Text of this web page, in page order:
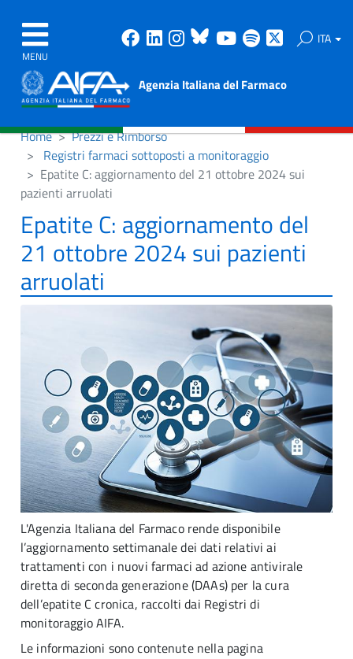
MENU
Facebook
Linkedin
Instagram
Bluesky
Youtube
Spotify ITA
Agenzia Italiana del Farmaco
Home
Prezzi e Rimborso
Registri farmaci sottoposti a monitoraggio
Epatite C: aggiornamento del 21 ottobre 2024 sui
pazienti arruolati
Epatite C: aggiornamento del
21 ottobre 2024 sui pazienti
arruolati
L'Agenzia Italiana del Farmaco rende disponibile
l’aggiornamento settimanale dei dati relativi ai
trattamenti con i nuovi farmaci ad azione antivirale
diretta di seconda generazione (DAAs) per la cura
dell’epatite C cronica, raccolti dai Registri di
monitoraggio AIFA.
Le informazioni sono contenute nella pagina